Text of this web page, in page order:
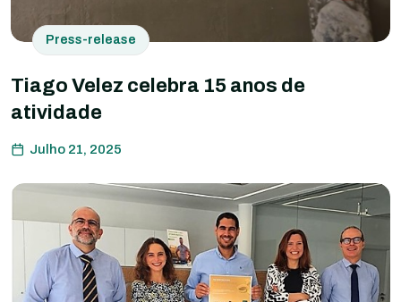
Press-release
Tiago Velez celebra 15 anos de
atividade
Julho 21, 2025